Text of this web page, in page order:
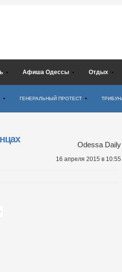
Афиша Одессы Отдых
ГЕНЕРАЛЬНЫЙ ПРОТЕСТ
Odessa Daily
16 апреля 2015 в 10:55